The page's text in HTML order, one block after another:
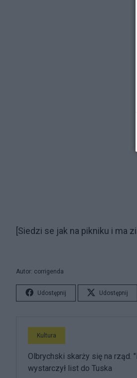
[Siedzi se jak na pikniku i ma
Autor: corrigenda
Udostępnij Udostępnij
Kultura
Olbrychski skarży się na rząd.
wystarczył list do Tuska